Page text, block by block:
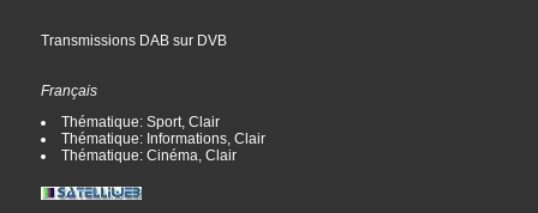
Transmissions DAB sur DVB
Français
Thématique: Sport, Clair
Thématique: Informations, Clair
Thématique: Cinéma, Clair